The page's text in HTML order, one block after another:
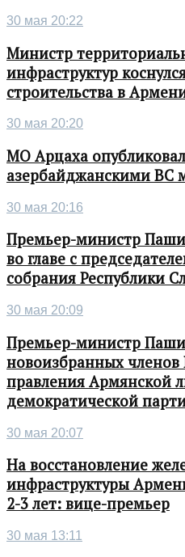
30 мая 20:22
Министр
инфраструктур
строительства в
30 мая 20:20
МО Арцаха
азербайджанскими ВС
30 мая 20:16
Премьер-министр
во главе с
собрания Республики
30 мая 20:09
Премьер-министр
новоизбранных членов
правления Армянской
демократической
30 мая 20:07
На восстановление
инфраструктуры
2-3 лет: вице-премьер
30 мая 13:11